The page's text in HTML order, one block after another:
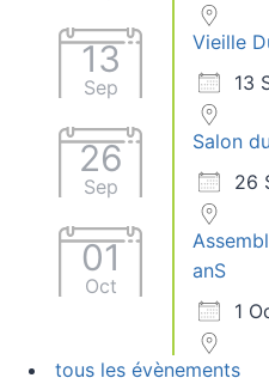
13
Sep
Vieille
13
26
Sep
Salon
26
01
Oct
anS
1
tous les évènements